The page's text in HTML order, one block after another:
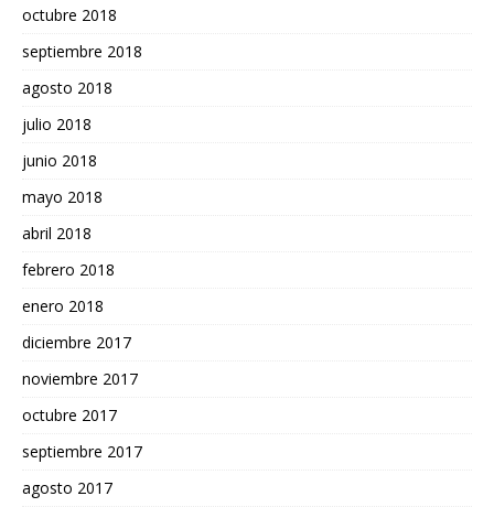
octubre 2018
septiembre 2018
agosto 2018
julio 2018
junio 2018
mayo 2018
abril 2018
febrero 2018
enero 2018
diciembre 2017
noviembre 2017
octubre 2017
septiembre 2017
agosto 2017